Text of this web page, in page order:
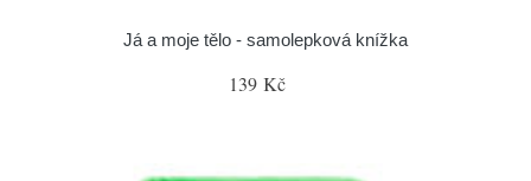
Já a moje tělo - samolepková knížka
139 Kč